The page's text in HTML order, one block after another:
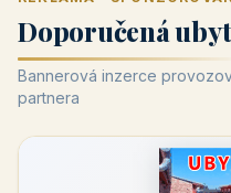
Doporučená
Bannerová inzerce
partnera